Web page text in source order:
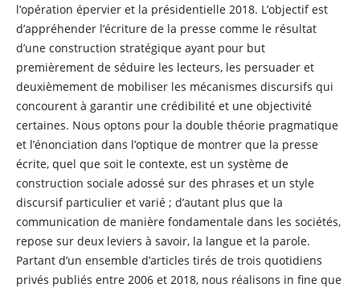
l’opération épervier et la présidentielle 2018. L’objectif est
d’appréhender l’écriture de la presse comme le résultat
d’une construction stratégique ayant pour but
premièrement de séduire les lecteurs, les persuader et
deuxièmement de mobiliser les mécanismes discursifs qui
concourent à garantir une crédibilité et une objectivité
certaines. Nous optons pour la double théorie pragmatique
et l’énonciation dans l’optique de montrer que la presse
écrite, quel que soit le contexte, est un système de
construction sociale adossé sur des phrases et un style
discursif particulier et varié ; d’autant plus que la
communication de manière fondamentale dans les sociétés,
repose sur deux leviers à savoir, la langue et la parole.
Partant d’un ensemble d’articles tirés de trois quotidiens
privés publiés entre 2006 et 2018, nous réalisons in fine que